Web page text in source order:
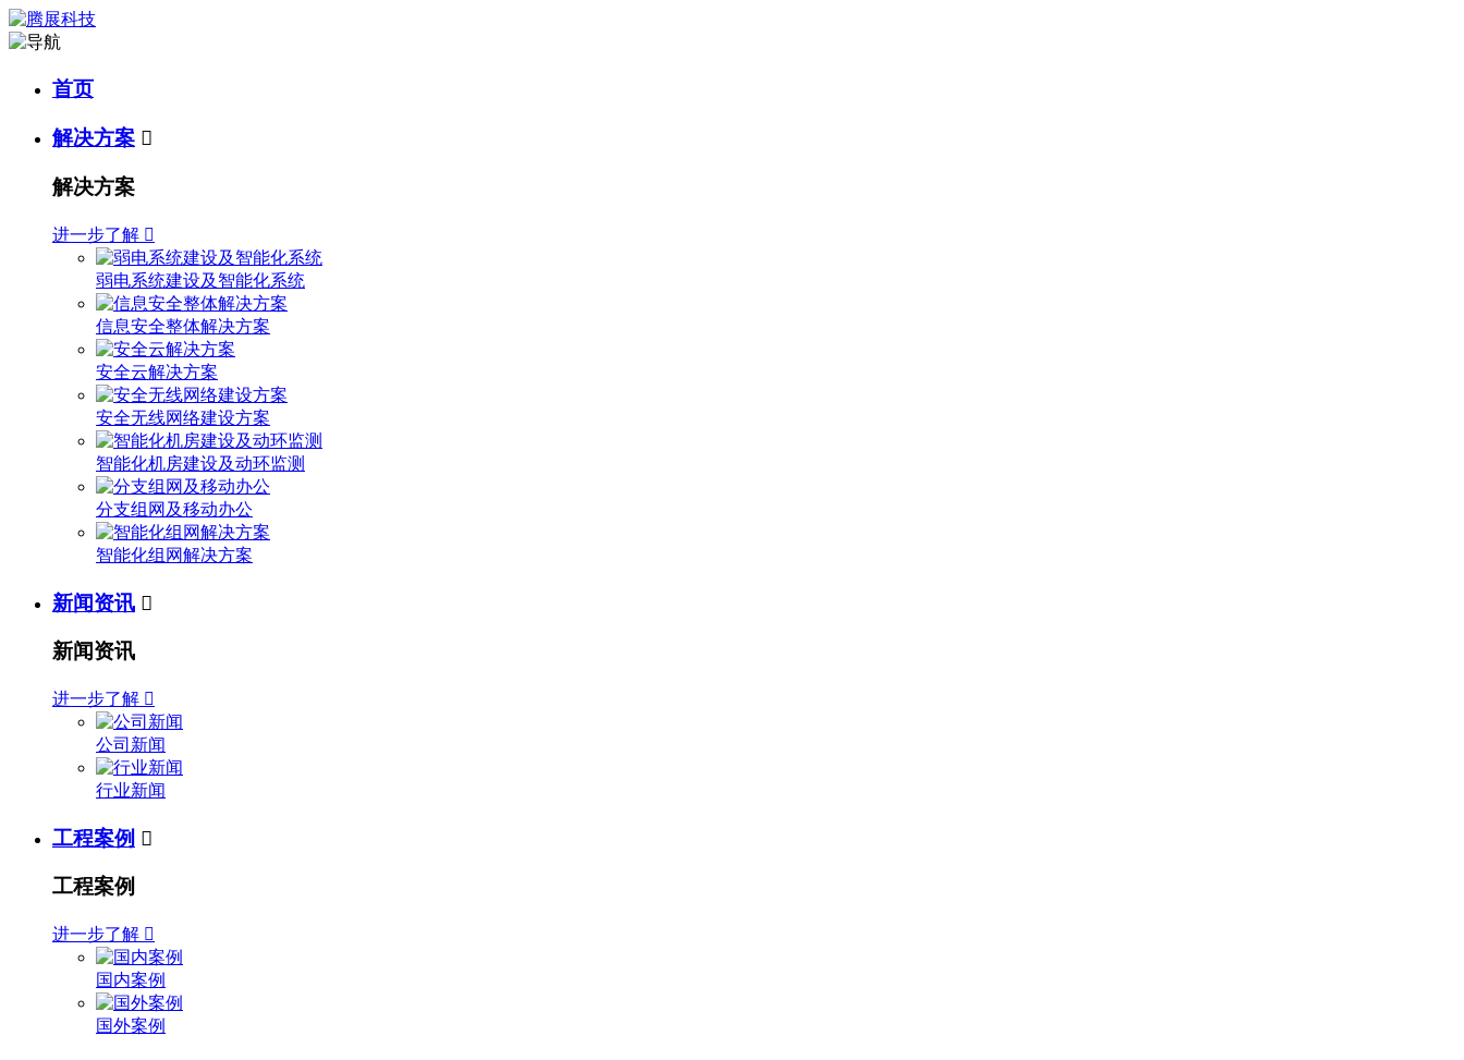
首页
解决方案 
解决方案
进一步了解 
弱电系统建设及智能化系统
信息安全整体解决方案
安全云解决方案
安全无线网络建设方案
智能化机房建设及动环监测
分支组网及移动办公
智能化组网解决方案
新闻资讯 
新闻资讯
进一步了解 
公司新闻
行业新闻
工程案例 
工程案例
进一步了解 
国内案例
国外案例